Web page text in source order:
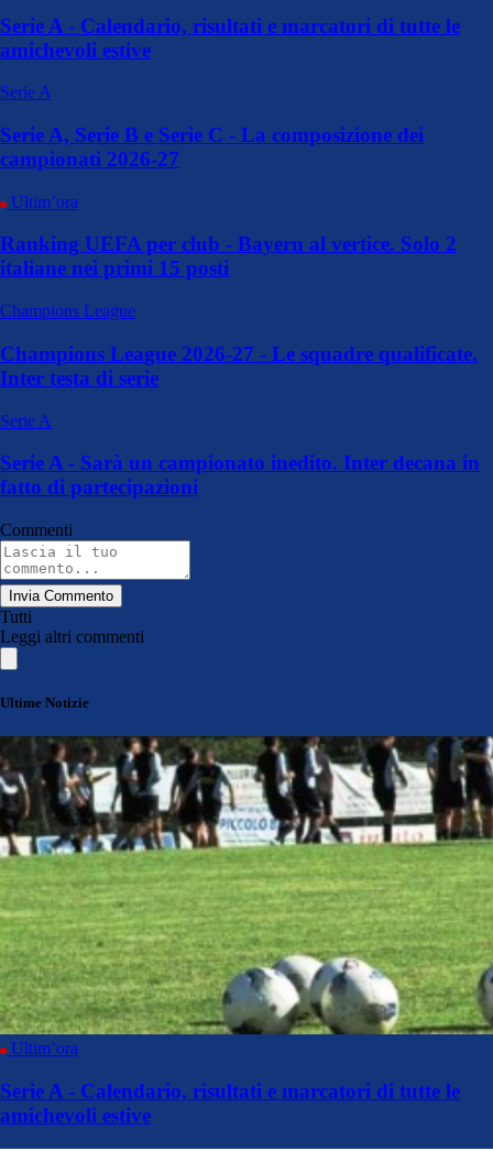
Serie A - Calendario, risultati e marcatori di tutte le
amichevoli estive
Serie A
Serie A, Serie B e Serie C - La composizione dei
campionati 2026-27
Ultim’ora
Ranking UEFA per club - Bayern al vertice. Solo 2
italiane nei primi 15 posti
Champions League
Champions League 2026-27 - Le squadre qualificate.
Inter testa di serie
Serie A
Serie A - Sarà un campionato inedito. Inter decana in
fatto di partecipazioni
Commenti
Invia Commento
Tutti
Leggi altri commenti
Ultime Notizie
Ultim’ora
Serie A - Calendario, risultati e marcatori di tutte le
amichevoli estive